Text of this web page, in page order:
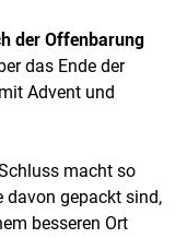
der Offenbarung
das Ende der
Advent und
macht so
davon gepackt sind,
besseren Ort